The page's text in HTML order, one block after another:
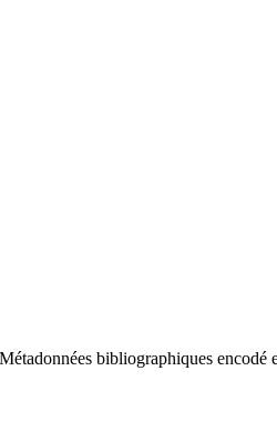
bibliographiques